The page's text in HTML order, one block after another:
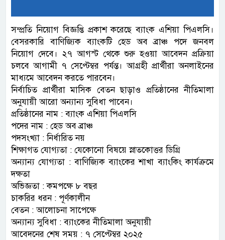
সম্প্রতি নিয়োগ বিজ্ঞপ্তি প্রকাশ করেছে ব্যাংক এশিয়া পিএলসি।
বেসরকারি বাণিজ্যিক ব্যাংকটি হেড অব ব্রাঞ্চ পদে জনবল
নিয়োগ দেবে। ২৭ আগস্ট থেকে শুরু হওয়া আবেদন প্রক্রিয়া
চলবে আগামী ৭ সেপ্টেম্বর পর্যন্ত। আগ্রহী প্রার্থীরা অনলাইনের
মাধ্যমে আবেদন করতে পারবেন।
নির্বাচিত প্রার্থীরা মাসিক বেতন ছাড়াও প্রতিষ্ঠানের নীতিমালা
অনুযায়ী আরো অন্যান্য সুবিধা পাবেন।
প্রতিষ্ঠানের নাম : ব্যাংক এশিয়া পিএলসি
পদের নাম : হেড অব ব্রাঞ্চ
পদসংখ্যা : নির্ধারিত নয়
শিক্ষাগত যোগ্যতা : যেকোনো বিষয়ে স্নাতকোত্তর ডিগ্রি
অন্যান্য যোগ্যতা : বাণিজ্যিক ব্যাংকের শাখা ব্যাংকিং কার্যক্রমে
দক্ষতা
অভিজ্ঞতা : কমপক্ষে ৮ বছর
চাকরির ধরন : পূর্ণকালীন
বেতন : আলোচনা সাপেক্ষে
অন্যান্য সুবিধা : ব্যাংকের নীতিমালা অনুযায়ী
আবেদনের শেষ সময় : ৭ সেপ্টেম্বর ২০২৫